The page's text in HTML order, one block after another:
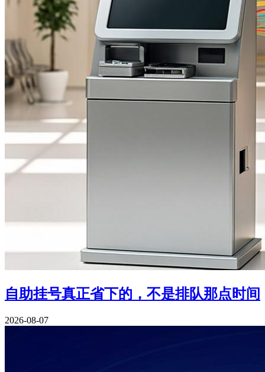
自助挂号真正省下的，不是排队那点时间
2026-08-07